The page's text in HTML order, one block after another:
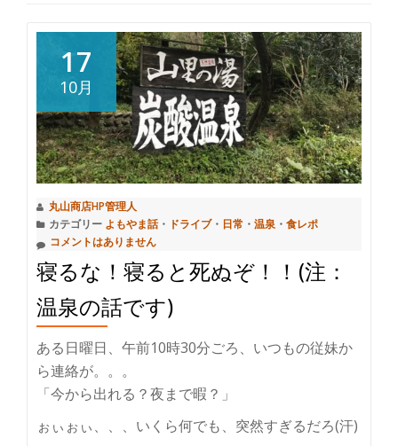
替
え
17
10月
丸山商店HP管理人
カテゴリー よもやま話・ ドライブ・ 日常 ・ 温泉 ・ 食レポ
コメントはありません
寝るな！寝ると死ぬぞ！！(注：
温泉の話です)
ある日曜日、午前10時30分ごろ、いつもの従妹か
ら連絡が。。。
「今から出れる？夜まで暇？」
ぉぃぉぃ、、、いくら何でも、突然すぎるだろ(汗)